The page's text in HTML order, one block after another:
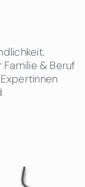
& Beruf